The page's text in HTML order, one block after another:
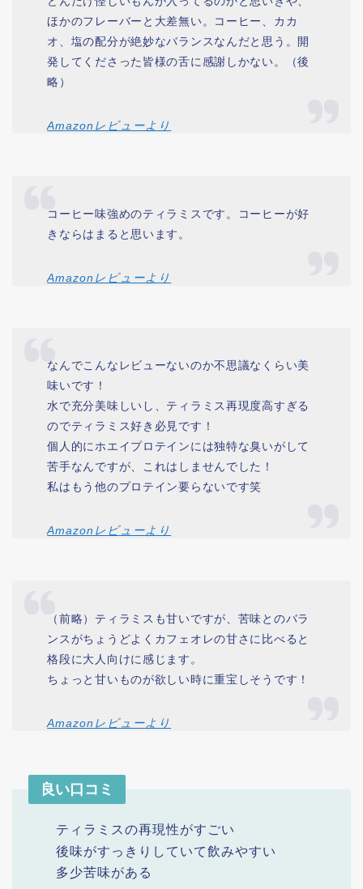
ほかのフレーバーと大差無い。コーヒー、カカ
オ、塩の配分が絶妙なバランスなんだと思う。開
発してくださった皆様の舌に感謝しかない。（後
略）
Amazonレビューより
コーヒー味強めのティラミスです。コーヒーが好
きならはまると思います。
Amazonレビューより
なんでこんなレビューないのか不思議なくらい美
味いです！
水で充分美味しいし、ティラミス再現度高すぎる
のでティラミス好き必見です！
個人的にホエイプロテインには独特な臭いがして
苦手なんですが、これはしませんでした！
私はもう他のプロテイン要らないです笑
Amazonレビューより
（前略）ティラミスも甘いですが、苦味とのバラ
ンスがちょうどよくカフェオレの甘さに比べると
格段に大人向けに感じます。
ちょっと甘いものが欲しい時に重宝しそうです！
Amazonレビューより
良い口コミ
ティラミスの再現性がすごい
後味がすっきりしていて飲みやすい
多少苦味がある